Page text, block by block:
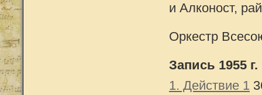
и Алконост,
Оркестр
Запись 1955 г.
1. Действие 1